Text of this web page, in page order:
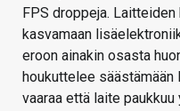
FPS droppeja.
kasvamaan
eroon ainakin osasta
houkuttelee säästämään
vaaraa että laite paukkuu